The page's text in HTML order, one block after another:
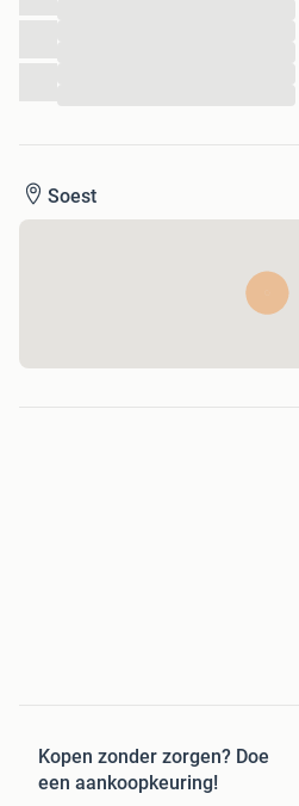
Treeplanken
Stuur leder
Stuur verstelbaar
Soest
Kopen zonder zorgen? Doe
een aankoopkeuring!